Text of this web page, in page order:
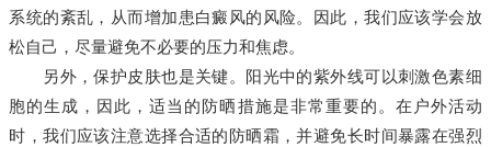
系统的紊乱，从而增加患白癜风的风险。因此，我们应该学会放
松自己，尽量避免不必要的压力和焦虑。
另外，保护皮肤也是关键。阳光中的紫外线可以刺激色素细
胞的生成，因此，适当的防晒措施是非常重要的。在户外活动
时，我们应该注意选择合适的防晒霜，并避免长时间暴露在强烈